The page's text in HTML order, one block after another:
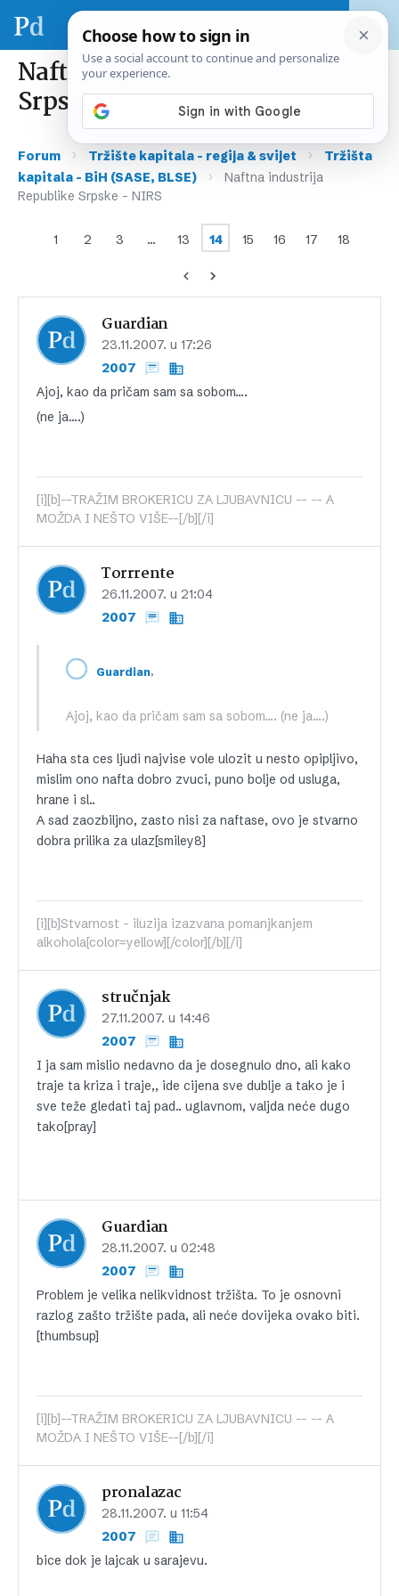
Naftna industrija Republike
Srpske – NIRS
Forum › Tržište kapitala – regija & svijet ›
Tržišta
kapitala – BiH (SASE, BLSE)
›
Naftna industrija
Republike Srpske – NIRS
1 2 3 … 13 14 15 16 17 18
Guardian
23.11.2007. u 17:26
2007
Ajoj, kao da pričam sam sa sobom….
(ne ja….)
[i][b]--TRAŽIM BROKERICU ZA LJUBAVNICU -- -- A
MOŽDA I NEŠTO VIŠE--[/b][/i]
Torrrente
26.11.2007. u 21:04
2007
Guardian,
Ajoj, kao da pričam sam sa sobom…. (ne ja….)
Haha sta ces ljudi najvise vole ulozit u nesto opipljivo,
mislim ono nafta dobro zvuci, puno bolje od usluga,
hrane i sl..
A sad zaozbiljno, zasto nisi za naftase, ovo je stvarno
dobra prilika za ulaz[smiley8]
[i][b]Stvarnost - iluzija izazvana pomanjkanjem
alkohola[color=yellow][/color][/b][/i]
stručnjak
27.11.2007. u 14:46
2007
I ja sam mislio nedavno da je dosegnulo dno, ali kako
traje ta kriza i traje,, ide cijena sve dublje a tako je i
sve teže gledati taj pad.. uglavnom, valjda neće dugo
tako[pray]
Guardian
28.11.2007. u 02:48
2007
Problem je velika nelikvidnost tržišta. To je osnovni
razlog zašto tržište pada, ali neće dovijeka ovako biti.
[thumbsup]
[i][b]--TRAŽIM BROKERICU ZA LJUBAVNICU -- -- A
MOŽDA I NEŠTO VIŠE--[/b][/i]
pronalazac
28.11.2007. u 11:54
2007
bice dok je lajcak u sarajevu.